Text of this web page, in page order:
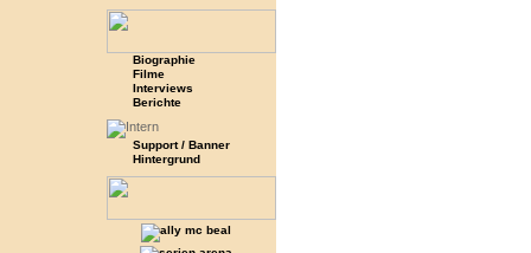
Biographie
Filme
Interviews
Berichte
Support / Banner
Hintergrund